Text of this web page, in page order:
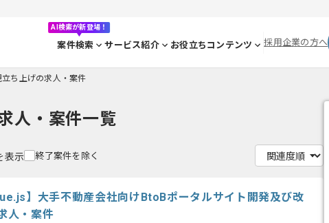
AI検索が新登場！
案件検索 サービス紹介 お役立ちコンテンツ 採用企業の方へ
立ち上げの求人・案件
人・案件一覧
表示 終了案件を除く
】大手不動産会社向けBtoBポータルサイト開発及び改
人・案件